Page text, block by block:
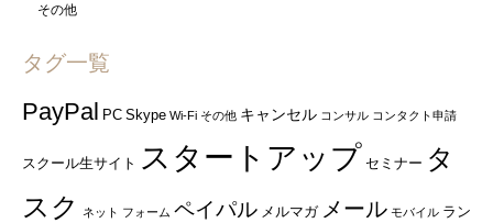
その他
タグ一覧
PayPal PC Skype Wi-Fi その他 キャンセル コンサル コンタクト申請
スクール生サイト スタートアップ セミナー タ
スク
ネット フォーム ペイパル メルマガ メール モバイル ラン